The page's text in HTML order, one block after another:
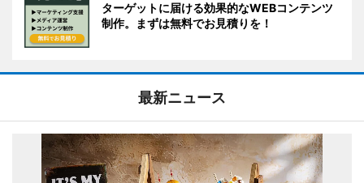
ターゲットに届ける効果的なWEBコンテンツ
制作。まずは無料でお見積りを！
最新ニュース